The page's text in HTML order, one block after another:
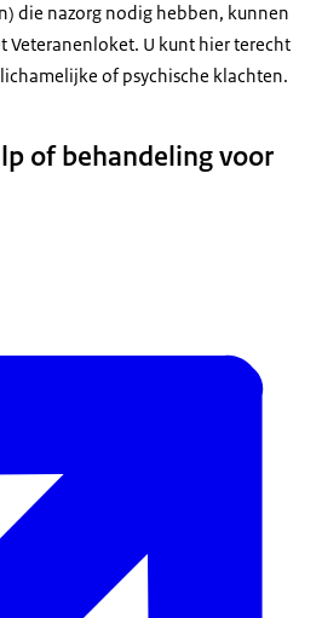
die nazorg nodig hebben, kunnen
Veteranenloket. U kunt hier terecht
of psychische klachten.
of behandeling voor